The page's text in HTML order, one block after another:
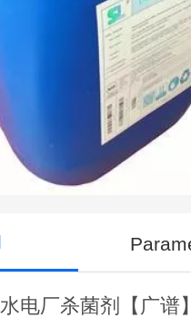
用,北屯电厂杀菌剂
电厂杀菌剂【广谱】